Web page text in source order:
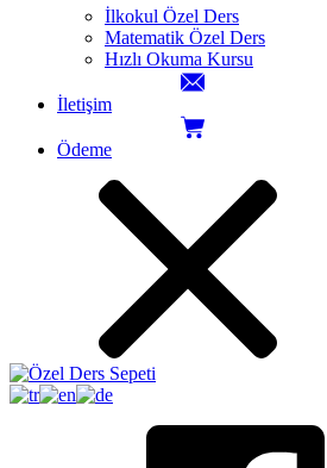
İlkokul Özel Ders
Matematik Özel Ders
Hızlı Okuma Kursu
İletişim
Ödeme